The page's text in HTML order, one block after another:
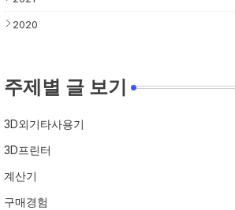
2020
주제별 글 보기
3D외기타사용기
3D프린터
계산기
구매경험